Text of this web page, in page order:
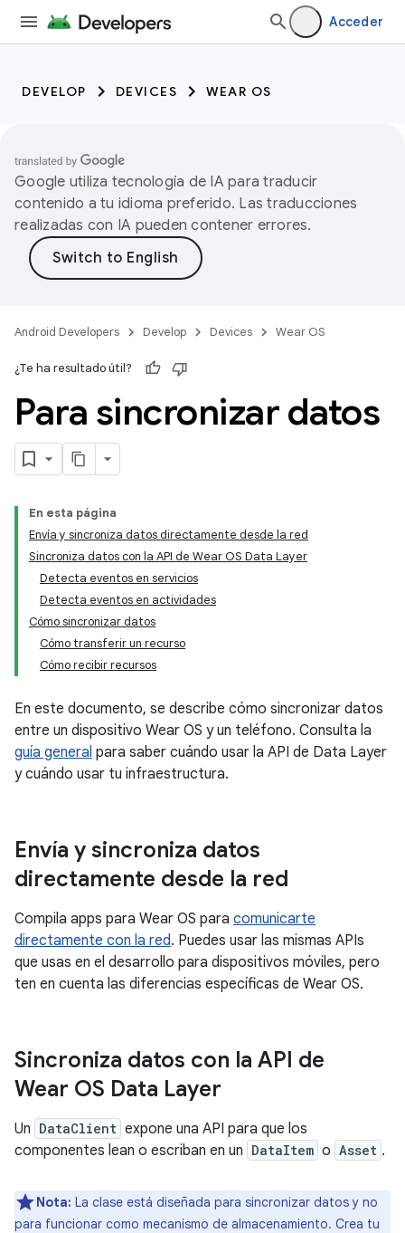
Acceder
DEVELOP DEVICES WEAR OS
Google utiliza tecnología de IA para traducir
contenido a tu idioma preferido. Las traducciones
realizadas con IA pueden contener errores.
Android Developers Develop Devices Wear OS
¿Te ha resultado útil?
Para sincronizar datos
En esta página
Envía y sincroniza datos directamente desde la red
Sincroniza datos con la API de Wear OS Data Layer
Detecta eventos en servicios
Detecta eventos en actividades
Cómo sincronizar datos
Cómo transferir un recurso
Cómo recibir recursos
En este documento, se describe cómo sincronizar datos
entre un dispositivo Wear OS y un teléfono. Consulta la
guía general para saber cuándo usar la API de Data Layer
y cuándo usar tu infraestructura.
Envía y sincroniza datos
directamente desde la red
Compila apps para Wear OS para comunicarte
directamente con la red. Puedes usar las mismas APIs
que usas en el desarrollo para dispositivos móviles, pero
ten en cuenta las diferencias específicas de Wear OS.
Sincroniza datos con la API de
Wear OS Data Layer
Un DataClient expone una API para que los
componentes lean o escriban en un DataItem o Asset .
Nota: La clase está diseñada para sincronizar datos y no
para funcionar como mecanismo de almacenamiento. Crea tu